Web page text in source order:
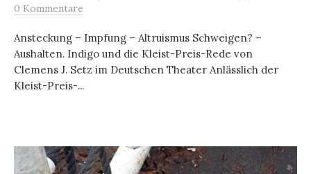
0 Kommentare
Ansteckung – Impfung – Altruismus Schweigen? –
Aushalten. Indigo und die Kleist-Preis-Rede von
Clemens J. Setz im Deutschen Theater Anlässlich der
Kleist-Preis-...